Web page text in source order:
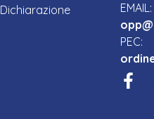
Dichiarazione
EMAIL:
PEC: